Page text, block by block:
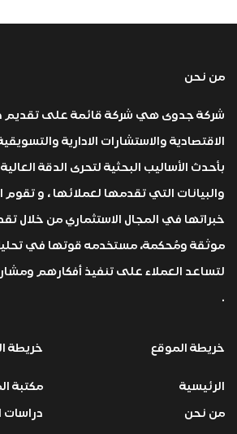
من نحن
شركة جدوى هي شركة قائمة على تقديم
الاقتصادية والاستشارات الادارية
بأحدث الأساليب البحثية لتحرى الدقة
والبيانات التي تقدمها لعملائها ، و تقوم
خبراتها في المجال الاستثماري من خلال
موثقة ومُحكمة، مستخدمه قوتها في
لتساعد العملاء على تنفيذ أفكارهم
.
خريطة الموقع
الرئيسية
من نحن
خريطة
مكتبة
دراسات